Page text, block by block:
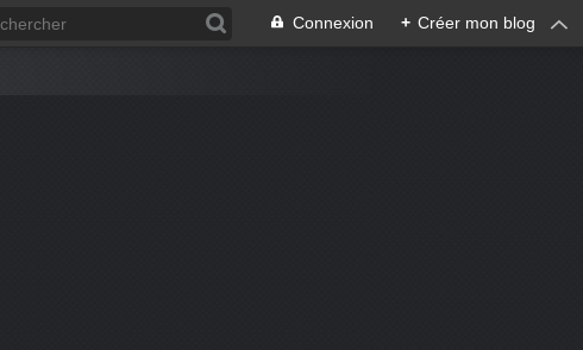
Connexion + Créer mon blog